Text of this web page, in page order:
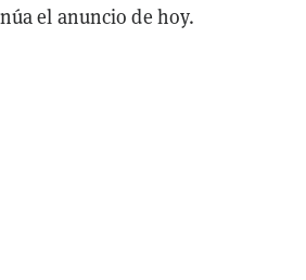
el anuncio de hoy.